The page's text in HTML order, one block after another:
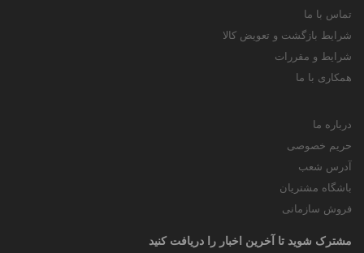
تماس با ما
شرایط بازگشت و تعویض کالا
شرایط و مقررات
همکاری با ما
درباره ما
حریم خصوصی
آدرس شعب
باشگاه مشتریان
فروش سازمانی
مشترک شوید تا آخرین اخبار را دریافت کنید